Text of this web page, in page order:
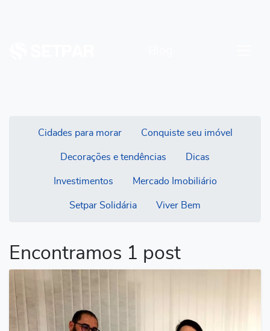
Cidades para morar Conquiste seu imóvel
Decorações e tendências Dicas
Investimentos Mercado Imobiliário
Setpar Solidária Viver Bem
Encontramos 1 post